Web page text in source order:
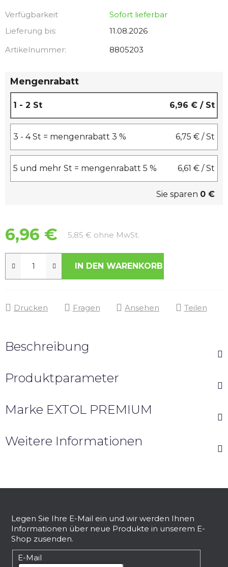
Verfügbarkeit
Sofort lieferbar
Lieferung bis:
11.08.2026
Artikelnummer:
8805203
Mengenrabatt
1 - 2 St 6,96 € / St
3 - 4 St = mengenrabatt 3 % 6,75 € / St
5 und mehr St = mengenrabatt 5 % 6,61 € / St
Sie sparen 0 €
6,96 € 5,85 € ohne MwSt.
IN DEN WARENKORB
Drucken Fragen Ansehen Teilen
Beschreibung
Produktparameter
Marke EXTOL PREMIUM
Weitere Informationen
Legen Sie Ihre E-Mail ein und wir werden Ihnen
Informationen über neue Produkte in unserem E-
Shop zusenden.
E-Mail